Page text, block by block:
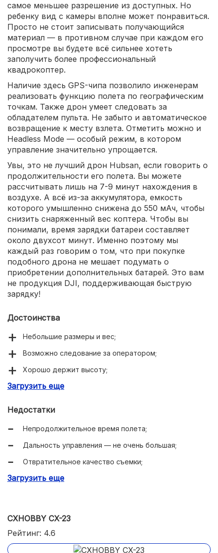
самое меньшее разрешение из доступных. Но
ребенку вид с камеры вполне может понравиться.
Просто не стоит записывать получающийся
материал — в противном случае при каждом его
просмотре вы будете всё сильнее хотеть
заполучить более профессиональный
квадрокоптер.
Наличие здесь GPS-чипа позволило инженерам
реализовать функцию полета по географическим
точкам. Также дрон умеет следовать за
обладателем пульта. Не забыто и автоматическое
возвращение к месту взлета. Отметить можно и
Headless Mode — особый режим, в котором
управление значительно упрощается.
Увы, это не лучший дрон Hubsan, если говорить о
продолжительности его полета. Вы можете
рассчитывать лишь на 7-9 минут нахождения в
воздухе. А всё из-за аккумулятора, емкость
которого умышленно снижена до 550 мАч, чтобы
снизить снаряженный вес коптера. Чтобы вы
понимали, время зарядки батареи составляет
около двухсот минут. Именно поэтому мы
каждый раз говорим о том, что при покупке
подобного дрона не мешает подумать о
приобретении дополнительных батарей. Это вам
не продукция DJI, поддерживающая быструю
зарядку!
Достоинства
Небольшие размеры и вес;
Возможно следование за оператором;
Хорошо держит высоту;
Для управления не нужен пульт;
Загрузить еще
Недостатки
Непродолжительное время полета;
Дальность управления — не очень большая;
Отвратительное качество съемки;
В помещении летать нельзя (не видит спутники);
Загрузить еще
CXHOBBY CX-23
Рейтинг: 4.6